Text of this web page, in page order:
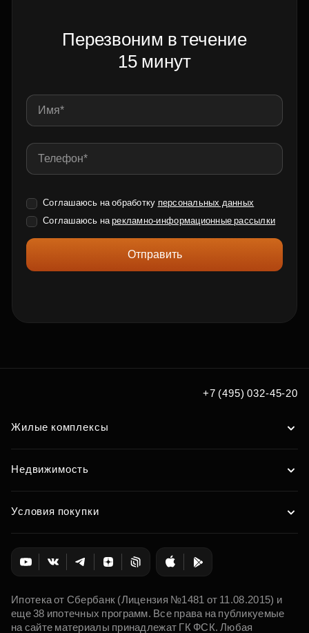
Перезвоним в течение
15 минут
Соглашаюсь на обработку персональных данных
Соглашаюсь нарекламно-информационные рассылки
Отправить
+7 (495) 032-45-20
Жилые комплексы
Недвижимость
Условия покупки
Ипотека от Сбербанк (Лицензия №1481 от 11.08.2015) и
еще 38 ипотечных программ. Все права на публикуемые
на сайте материалы принадлежат ГК ФСК. Любая